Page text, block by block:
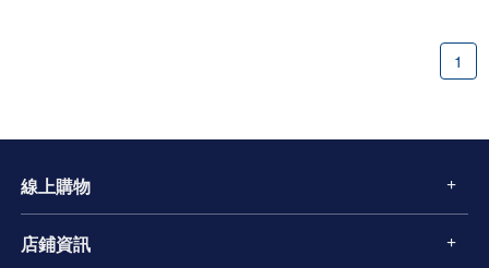
1
線上購物
店鋪資訊